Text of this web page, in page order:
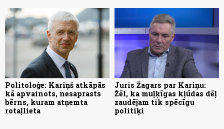
Politoloģe: Kariņš atkāpās
kā apvainots, nesaprasts
bērns, kuram atņemta
rotaļlieta
Juris Žagars par Kariņu:
Žēl, ka muļķīgas kļūdas dēļ
zaudējam tik spēcīgu
politiķi